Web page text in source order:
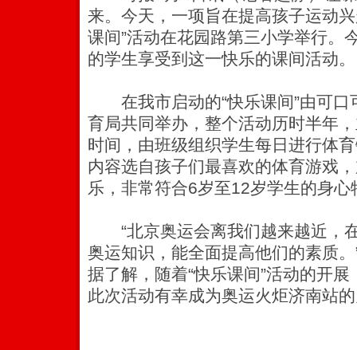
来。今天，一项旨在提高孩子运动
课间”活动在花园路第三小学举行。
的学生享受到这一快乐的课间活动。
在我市启动的“快乐课间”由可口
育局共同举办，整个活动历时半年
时间，由班级组织学生每日进行体
内容选自孩子们最喜欢的体育游戏
乐，非常符合6岁至12岁学生的身心
“北京奥运会离我们越来越近，
奥运知识，能全面提高他们的素质
据了解，随着“快乐课间”活动的开
此次活动有幸成为奥运火炬济南站